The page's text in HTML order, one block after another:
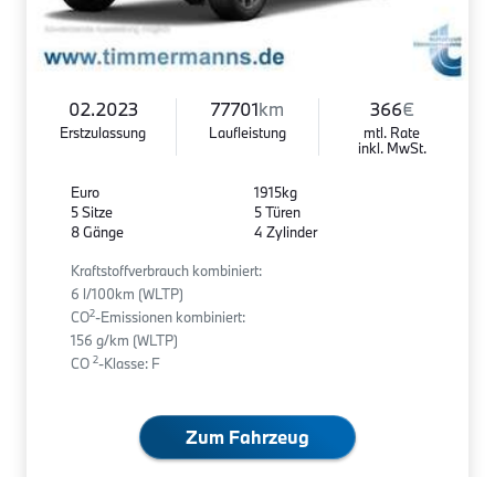
02.2023
Erstzulassung
77701km
Laufleistung
366€
mtl. Rate
inkl. MwSt.
Euro
5 Sitze
8 Gänge
1915kg
5 Türen
4 Zylinder
Kraftstoffverbrauch kombiniert:
6 l/100km (WLTP)
CO2-Emissionen kombiniert:
156 g/km (WLTP)
CO 2-Klasse: F
Zum Fahrzeug